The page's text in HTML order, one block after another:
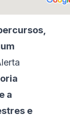
a
e